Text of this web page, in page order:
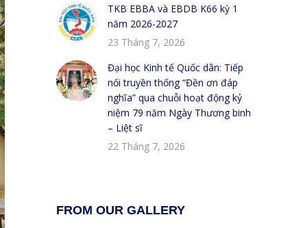
TKB EBBA và EBDB K66 kỳ 1
năm 2026-2027
23 Tháng 7, 2026
Đại học Kinh tế Quốc dân: Tiếp
nối truyền thống “Đền ơn đáp
nghĩa” qua chuỗi hoạt động kỷ
niệm 79 năm Ngày Thương binh
– Liệt sĩ
22 Tháng 7, 2026
FROM OUR GALLERY